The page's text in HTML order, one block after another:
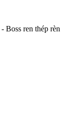
- Boss ren thép rèn